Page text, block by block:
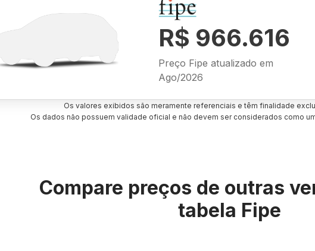
R$ 966.616
Preço Fipe atualizado em
Ago/2026
Os valores exibidos são meramente referenciais e têm finalidade
Os dados não possuem validade oficial e não devem ser considerados como
Compare preços de outras
tabela Fipe